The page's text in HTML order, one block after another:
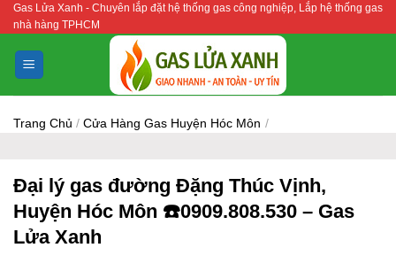
Bỏ
qua
nội
dung
Gas Lửa Xanh - Chuyên lắp đặt hệ thống gas công nghiệp, Lắp hệ thống gas
nhà hàng TPHCM
Trang Chủ / Cửa Hàng Gas Huyện Hóc Môn /
Đại lý gas đường Đặng Thúc Vịnh,
Huyện Hóc Môn ☎️0909.808.530 – Gas
Lửa Xanh